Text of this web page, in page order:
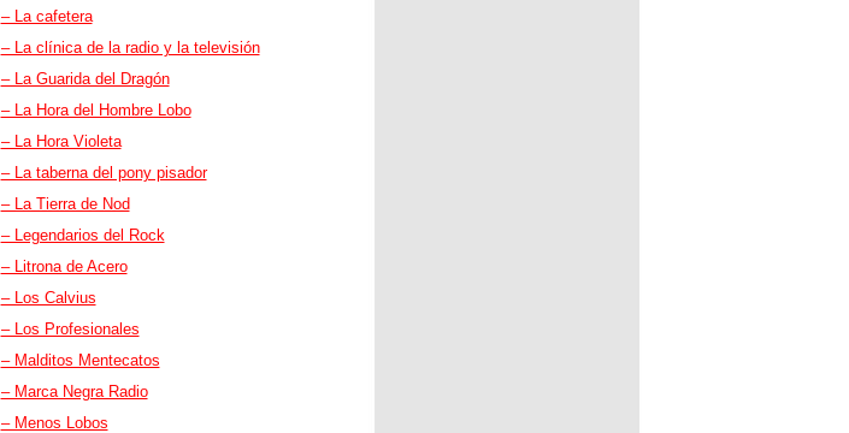
– La cafetera
– La clínica de la radio y la televisión
– La Guarida del Dragón
– La Hora del Hombre Lobo
– La Hora Violeta
– La taberna del pony pisador
– La Tierra de Nod
– Legendarios del Rock
– Litrona de Acero
– Los Calvius
– Los Profesionales
– Malditos Mentecatos
– Marca Negra Radio
– Menos Lobos